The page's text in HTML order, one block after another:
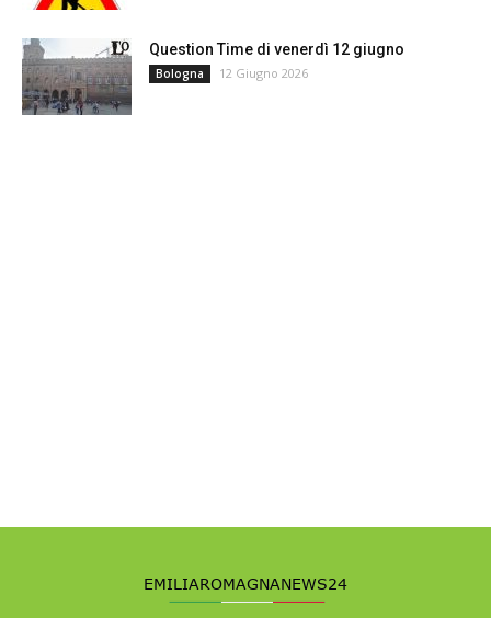
Question Time di venerdì 12 giugno
Bologna 12 Giugno 2026